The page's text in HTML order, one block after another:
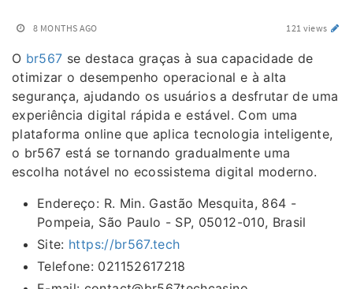
8 MONTHS AGO 121 views
O br567 se destaca graças à sua capacidade de
otimizar o desempenho operacional e à alta
segurança, ajudando os usuários a desfrutar de uma
experiência digital rápida e estável. Com uma
plataforma online que aplica tecnologia inteligente,
o br567 está se tornando gradualmente uma
escolha notável no ecossistema digital moderno.
Endereço: R. Min. Gastão Mesquita, 864 -
Pompeia, São Paulo - SP, 05012-010, Brasil
Site: https://br567.tech
Telefone: 021152617218